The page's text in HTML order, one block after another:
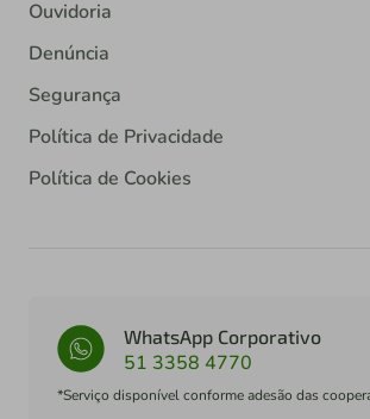
Ouvidoria
Denúncia
Segurança
Política de Privacidade
Política de Cookies
WhatsApp Corporativo
51 3358 4770
*Serviço disponível conforme adesão das